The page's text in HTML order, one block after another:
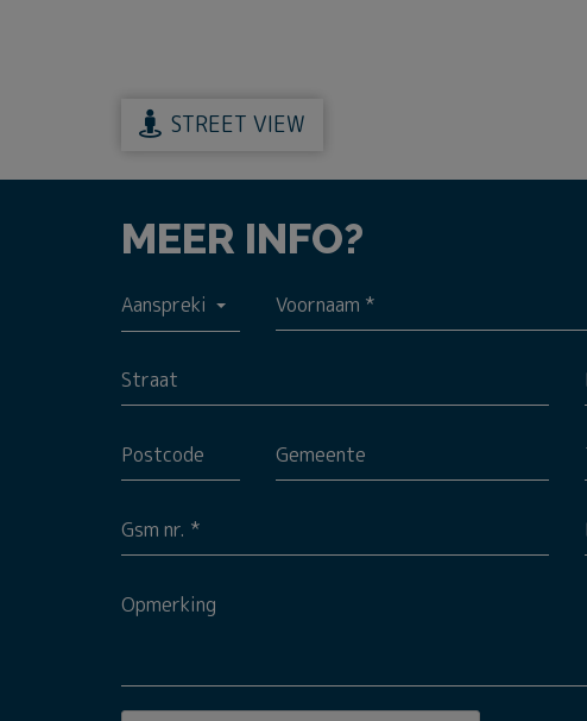
STREET VIEW
MEER INFO?
Aanspreking *